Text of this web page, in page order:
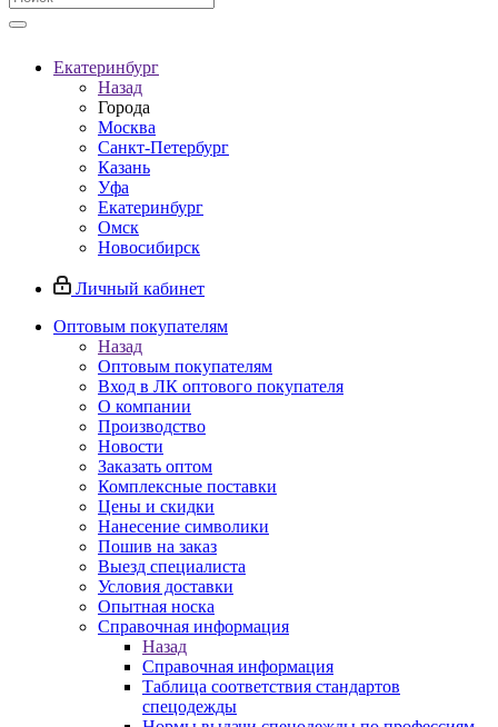
Екатеринбург
Назад
Города
Москва
Санкт-Петербург
Казань
Уфа
Екатеринбург
Омск
Новосибирск
Личный кабинет
Оптовым покупателям
Назад
Оптовым покупателям
Вход в ЛК оптового покупателя
О компании
Производство
Новости
Заказать оптом
Комплексные поставки
Цены и скидки
Нанесение символики
Пошив на заказ
Выезд специалиста
Условия доставки
Опытная носка
Справочная информация
Назад
Справочная информация
Таблица соответствия стандартов
спецодежды